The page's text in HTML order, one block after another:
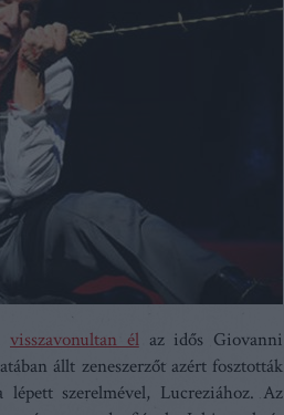
visszavonultan élaz idős Giovanni
állt zeneszerzőt azért fosztották
lépett szerelmével, Lucreziához. Az